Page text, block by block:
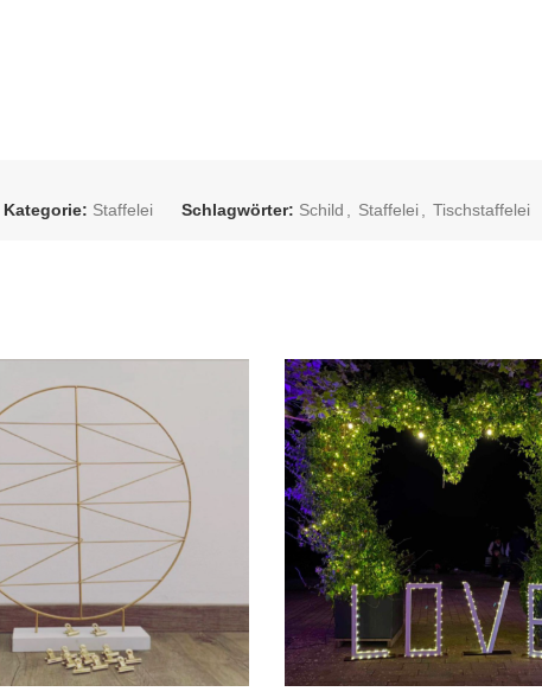
Kategorie: Staffelei Schlagwörter: Schild Staffelei Tischstaffelei